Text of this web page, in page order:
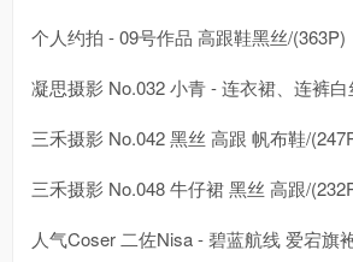
个人约拍 - 09号作品 高跟鞋黑丝/(363P)
凝思摄影 No.032 小青 - 连衣裙、连裤
三禾摄影 No.042 黑丝 高跟 帆布鞋/
三禾摄影 No.048 牛仔裙 黑丝 高跟/
人气Coser 二佐Nisa - 碧蓝航线 爱宕旗